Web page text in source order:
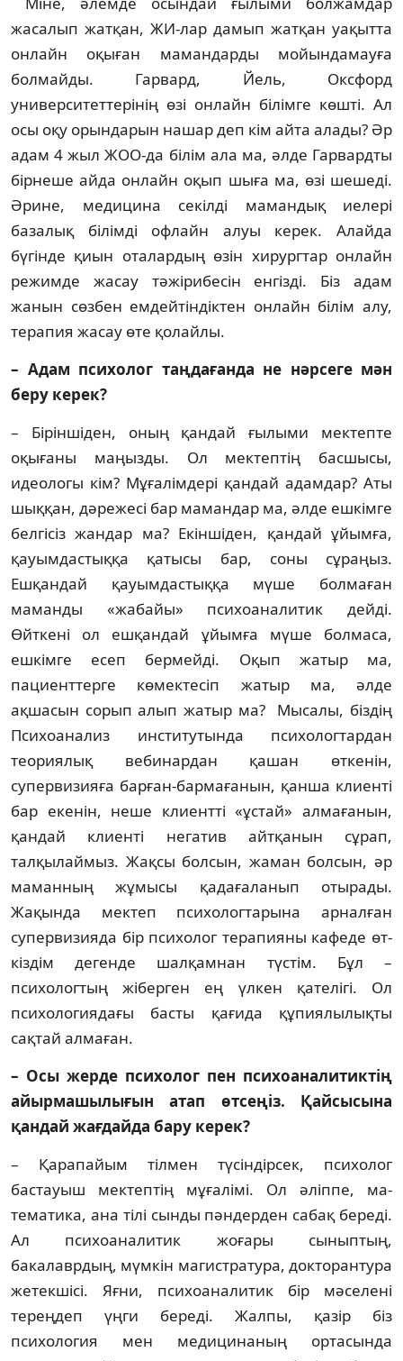
жасалып жатқан, ЖИ-лар дамып жатқан уақытта
онлайн оқыған мамандарды мойындамауға
болмайды. Гарвард, Йель, Оксфорд
университеттерінің өзі онлайн білімге көшті. Ал
осы оқу орындарын нашар деп кім айта алады? Әр
адам 4 жыл ЖОО-да білім ала ма, әлде Гарвардты
бірнеше айда онлайн оқып шыға ма, өзі шешеді.
Әрине, медицина секілді мамандық иелері
базалық білімді офлайн алуы керек. Алайда
бүгінде қиын оталардың өзін хирургтар онлайн
режимде жасау тәжірибесін енгізді. Біз адам
жанын сөзбен емдейтіндіктен онлайн білім алу,
терапия жасау өте қолайлы.
– Адам психолог таңдағанда не нәрсеге мән
беру керек?
– Біріншіден, оның қандай ғылыми мектепте
оқығаны маңызды. Ол мектептің басшысы,
идеологы кім? Мұғалімдері қандай адамдар? Аты
шыққан, дәрежесі бар ма­мандар ма, әлде ешкімге
белгісіз жандар ма? Екіншіден, қандай ұйымға,
қауымдастыққа қатысы бар, соны сұраңыз.
Ешқандай қауым­дастыққа мүше болмаған
маманды «жабайы» психоаналитик дейді.
Өйткені ол ешқандай ұйым­ға мүше болмаса,
ешкімге есеп бер­мей­ді. Оқып жатыр ма,
пациенттерге көмектесіп жатыр ма, әлде
ақшасын сорып алып жатыр ма? Мысалы, біздің
Психоанализ институ­тын­да психологтардан
теориялық вебинар­дан қашан өткенін,
супервизияға барған-бармағанын, қанша клиенті
бар екенін, неше клиентті «ұстай» алмағанын,
қандай клиенті негатив айтқанын сұрап,
талқылаймыз. Жақ­сы болсын, жаман болсын, әр
маманның жұ­­мысы қадағаланып отырады.
Жақында мек­теп психологтарына арналған
супер­визияда бір психолог терапияны кафеде өт­
кіз­дім дегенде шалқамнан түстім. Бұл –
психологтың жіберген ең үлкен қателігі. Ол
психологиядағы басты қағида құпиялылық­ты
сақтай алмаған.
– Осы жерде психолог пен психоа­на­литиктің
айырмашылығын атап өт­сеңіз. Қайсысына
қандай жағдайда бару керек?
– Қарапайым тілмен түсіндірсек, пси­хо­лог
бастауыш мектептің мұғалімі. Ол әліппе, ма­
тематика, ана тілі сынды пәндерден сабақ бе­реді.
Ал психоаналитик жоғары сы­нып­тың,
бакалаврдың, мүмкін магист­ратура, док­торантура
жетекшісі. Яғни, психоа­на­ли­тик бір мәселені
тереңдеп үңги береді. Жал­пы, қазір біз
психология мен медицинаның ортасында